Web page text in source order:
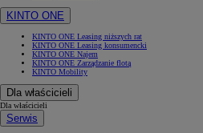
KINTO ONE
KINTO ONE Leasing niższych rat
KINTO ONE Leasing konsumencki
KINTO ONE Najem
KINTO ONE Zarządzanie flotą
KINTO Mobility
Dla właścicieli
Dla właścicieli
Serwis